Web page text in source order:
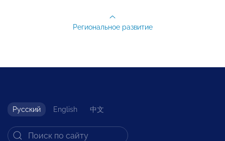
Региональное развитие
Русский English 中文